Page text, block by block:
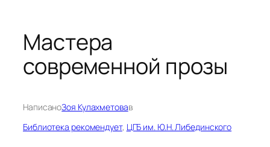
Мастера
современной прозы
НаписаноЗоя Кулахметовав
Библиотека рекомендует, ЦГБ им. Ю.Н. Либединского